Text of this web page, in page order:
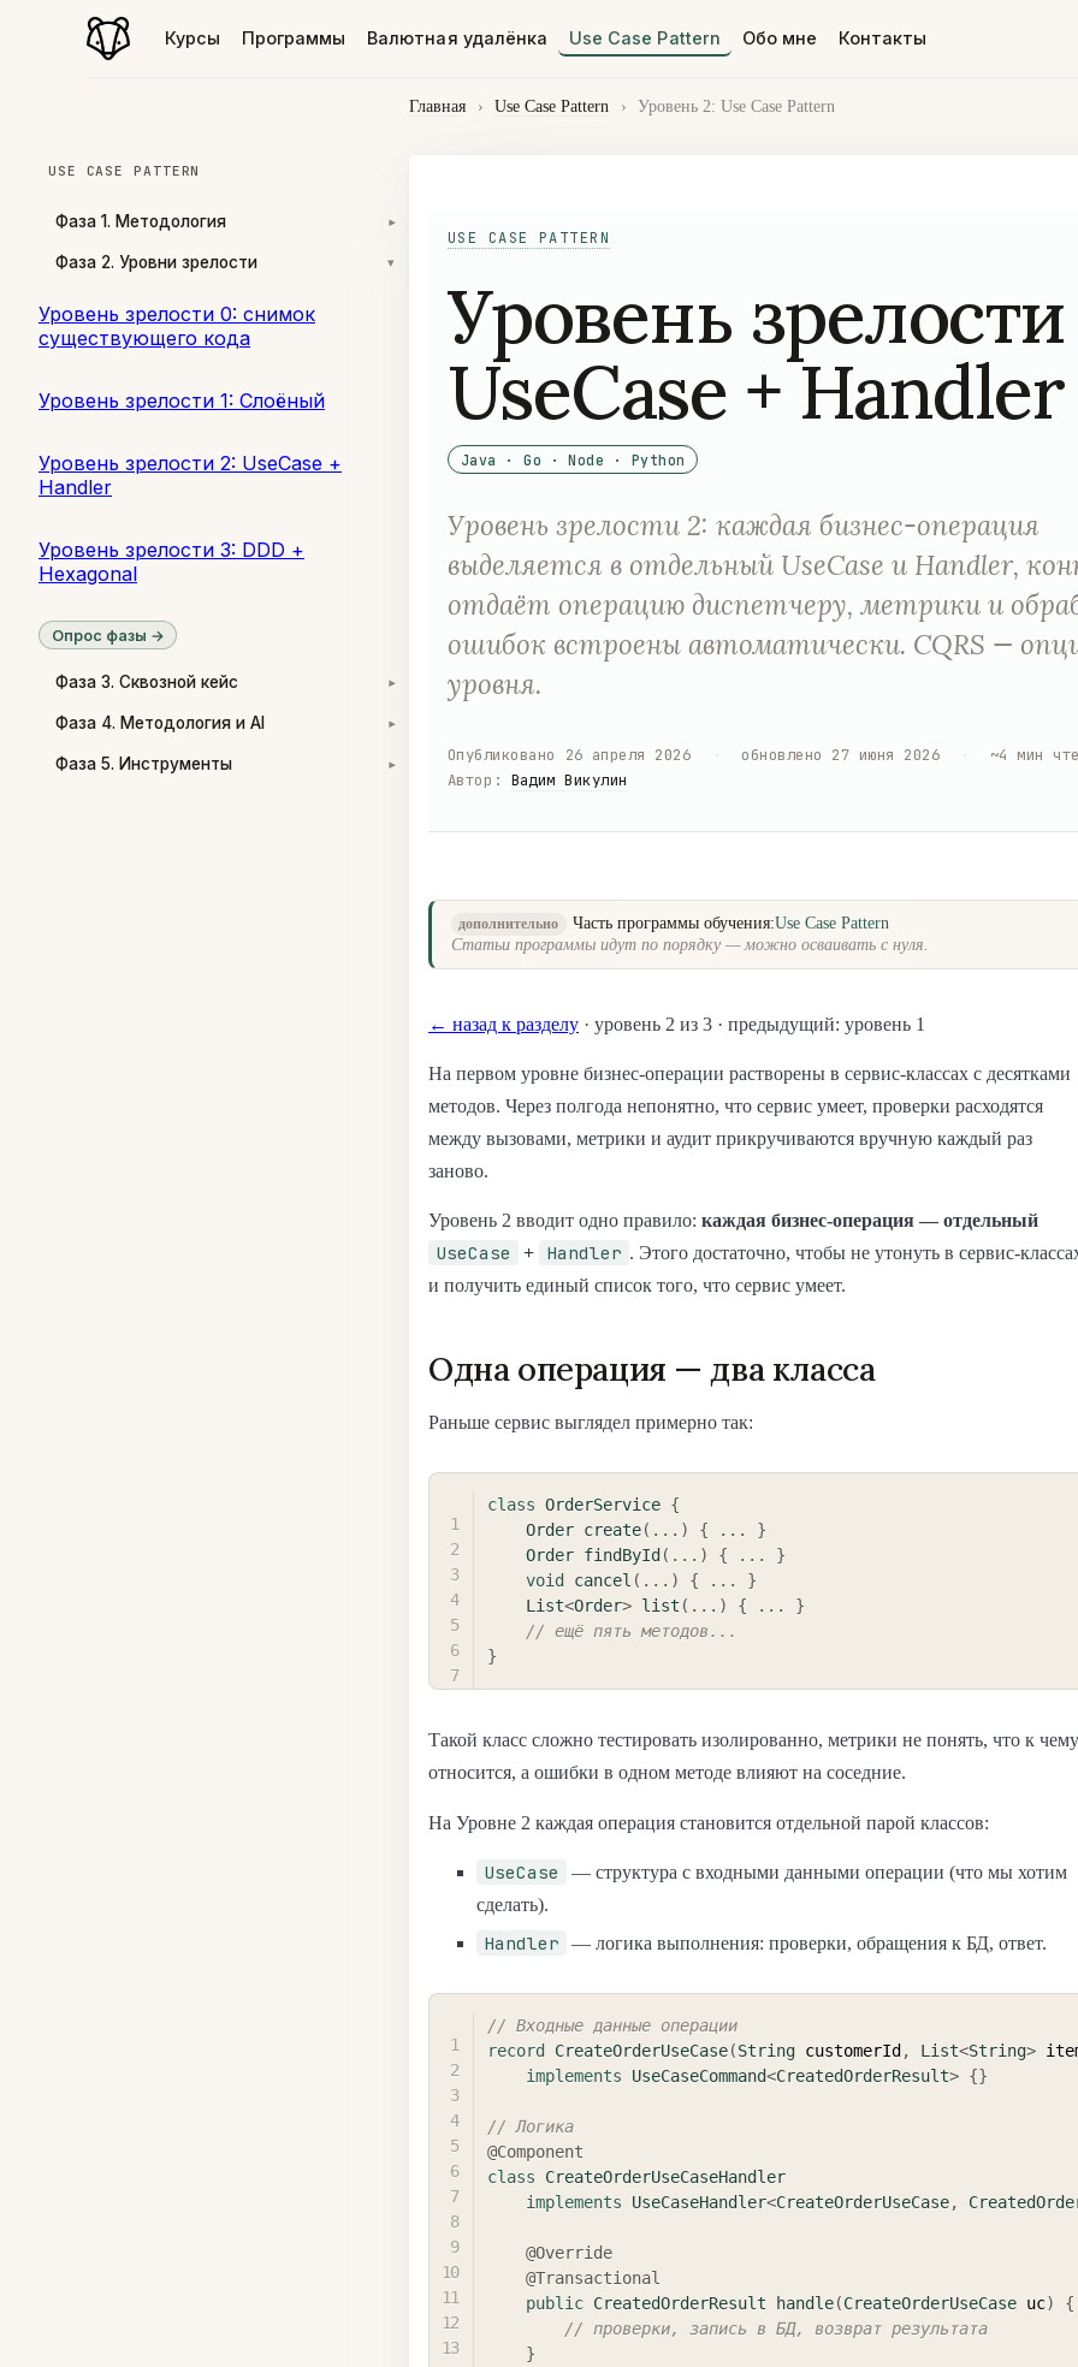
Курсы Программы Валютная удалёнка Use Case Pattern Обо мне Контакты
USE CASE PATTERN
Фаза 1. Методология ▾
Фаза 2. Уровни зрелости ▾
Уровень зрелости 0: снимок
существующего кода
Уровень зрелости 1: Слоёный
Уровень зрелости 2: UseCase +
Handler
Уровень зрелости 3: DDD +
Hexagonal
Опрос фазы →
Фаза 3. Сквозной кейс ▾
Фаза 4. Методология и AI ▾
Фаза 5. Инструменты ▾
Главная › Use Case Pattern › Уровень 2: Use Case Pattern
USE CASE PATTERN
Уровень зрелости
UseCase + Handler
Java · Go · Node · Python
Уровень зрелости 2: каждая бизнес-операция
выделяется в отдельный UseCase и Handler,
отдаёт операцию диспетчеру, метрики и
ошибок встроены автоматически. CQRS —
уровня.
Опубликовано 26 апреля 2026 обновлено 27 июня 2026 ~4 мин
Автор : Вадим Викулин
дополнительно Часть программы обучения:Use Case Pattern
Статьи программы идут по порядку — можно осваивать с нуля.
← назад к разделу · уровень 2 из 3 · предыдущий: уровень 1
На первом уровне бизнес-операции растворены в сервис-классах с десятками
методов. Через полгода непонятно, что сервис умеет, проверки расходятся
между вызовами, метрики и аудит прикручиваются вручную каждый раз
заново.
Уровень 2 вводит одно правило: каждая бизнес-операция — отдельный
UseCase + Handler . Этого достаточно, чтобы не утонуть в сервис-
и получить единый список того, что сервис умеет.
Одна операция — два класса
Раньше сервис выглядел примерно так:
class OrderService {
Order create( . . . ) { . . .
}
Order findById ( . . . ) { . . .
}
void
cancel ( . . . ) { . . .
}
List<Order> list ( . . . ) { . . .
}
// ещё пять методов...
}
Такой класс сложно тестировать изолированно, метрики не понять, что к чему
относится, а ошибки в одном методе влияют на соседние.
На Уровне 2 каждая операция становится отдельной парой классов:
UseCase
— структура с входными данными операции (что мы хотим
сделать).
Handler — логика выполнения: проверки, обращения к БД, ответ.
// Входные данные операции
record
CreateOrderUseCase(String customerId , List<String>
implements
UseCaseCommand<CreatedOrderResult> {}
// Логика
@Component
class
CreateOrderUseCaseHandler
implements
UseCaseHandler<CreateOrderUseCase,
@Override
@Transactional
public CreatedOrderResult handle(CreateOrderUseCase uc)
{
// проверки, запись в БД, возврат результата
}